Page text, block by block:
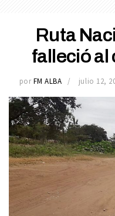
Ruta
falleció al
por FM ALBA julio 12,